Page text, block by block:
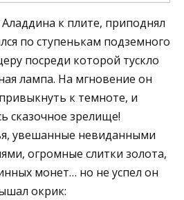
к плите, приподнял
по ступенькам подземного
посреди которой тускло
лампа. На мгновение он
к темноте, и
сказочное зрелище!
увешанные невиданными
огромные слитки золота,
монет… но не успел он
окрик: